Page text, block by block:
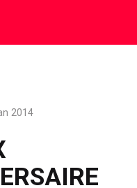
2014